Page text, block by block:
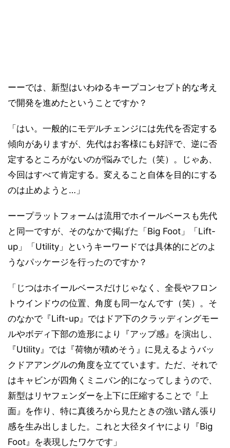
ーーでは、新型はいわゆるキープコンセプト的な考え
で開発を進めたということですか？
「はい。一般的にモデルチェンジには先代を否定する
傾向がありますが、先代はお客様にも好評で、逆に否
定するところがないのが悩みでした（笑）。じゃあ、
今回はすべて肯定する。変えること自体を目的にする
のは止めようと…」
ーープラットフォームは流用でホイールベースも先代
と同一ですが、そのなかで掲げた「Big Foot」「Lift-
up」「Utility」というキーワードでは具体的にどのよ
うなパッケージを行ったのですか？
「じつはホイールベースだけじゃなく、全長やフロン
トウインドウの位置、角度も同一なんです（笑）。そ
のなかで『Lift-up』ではドア下のクラッディングモー
ルやボディ下部の造形により『アップ感』を演出し、
『Utility』では『荷物が積めそう』に見えるようバッ
クドアアングルの角度を立てています。ただ、それで
はキャビンが四角くミニバン的になってしまうので、
新型はリヤフェンダーを上下に圧縮することで『上
面』を作り、特に真後ろから見たときの強い踏ん張り
感を生み出しました。これと大径タイヤにより『Big
Foot』を表現したワケです」